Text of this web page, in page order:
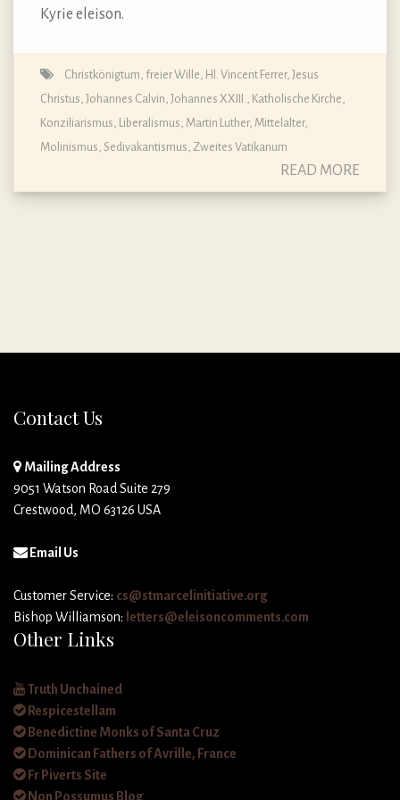
Kyrie eleison.
Christkönigtum freier Wille Hl. Vincent Ferrer, Jesus
Christus Johannes Calvin Johannes XXIII. Katholische Kirche
Konziliarismus Liberalismus Martin Luther, Mittelalter,
Molinismus Sedivakantismus Zweites Vatikanum
READ MORE
Contact Us
Mailing Address
9051 Watson Road Suite 279
Crestwood, MO 63126 USA
Email Us
Customer Service: cs@stmarcelinitiative.org
Bishop Williamson: letters@eleisoncomments.com
Other Links
Truth Unchained
Respicestellam
Benedictine Monks of Santa Cruz
Dominican Fathers of Avrille, France
Fr Piverts Site
Non Possumus Blog